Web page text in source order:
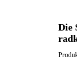
Die